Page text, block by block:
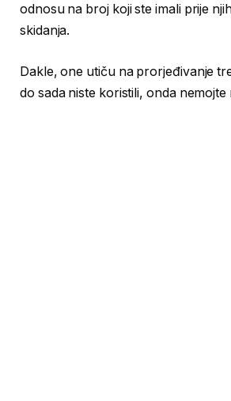
odnosu na broj koji ste imali prije
skidanja.
Dakle, one utiču na prorjeđivanje
do sada niste koristili, onda nemojte